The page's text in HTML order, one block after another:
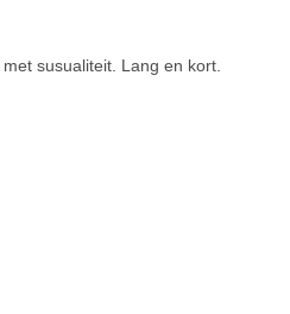
susualiteit. Lang en kort.